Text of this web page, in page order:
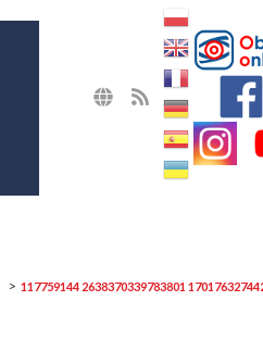
117759144 2638370339783801